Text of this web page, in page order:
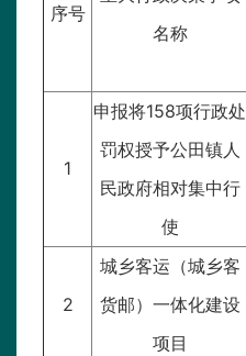
序号
名称
1
申报将158项行政处
罚权授予公田镇人
民政府相对集中行
使
2
城乡客运（城乡客
货邮）一体化建设
项目